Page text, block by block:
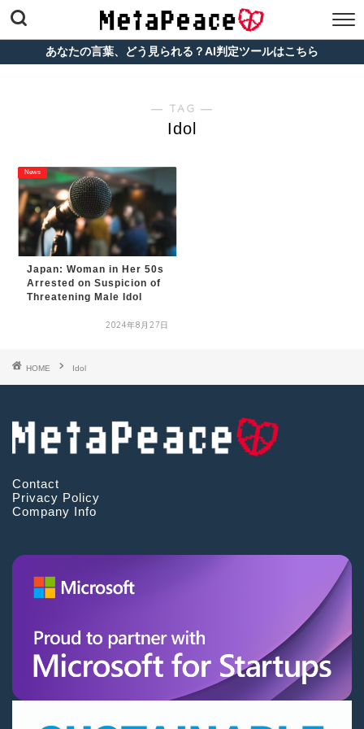
あなたの言葉、どう見られる？AI判定ツールはこちら
― TAG ―
Idol
News
Japan: Woman in Her 50s
Arrested on Suspicion of
Threatening Male Idol
2024年8月27日
HOME Idol
Contact
Privacy Policy
Company Info